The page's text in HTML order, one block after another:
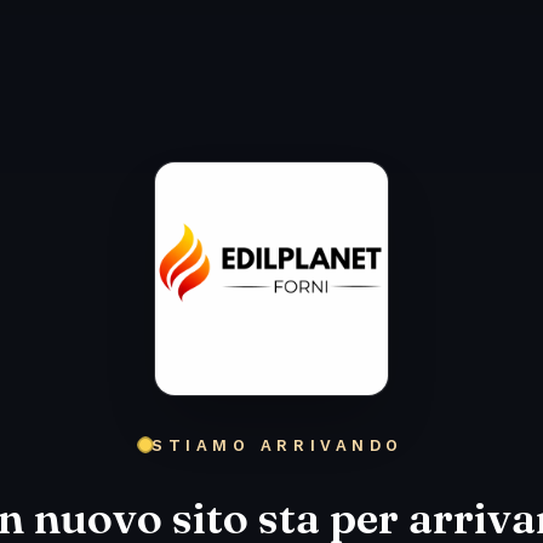
STIAMO ARRIVANDO
nuovo sito sta per